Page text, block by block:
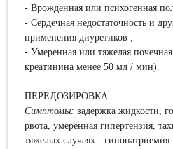
- Врожденная или психогенная
- Сердечная недостаточность и
применения диуретиков ;
- Умеренная или тяжелая
креатинина менее 50 мл / мин).
ПЕРЕДОЗИРОВКА
Симптомы: задержка жидкости,
рвота, умеренная гипертензия,
тяжелых случаях - гипонатриемия